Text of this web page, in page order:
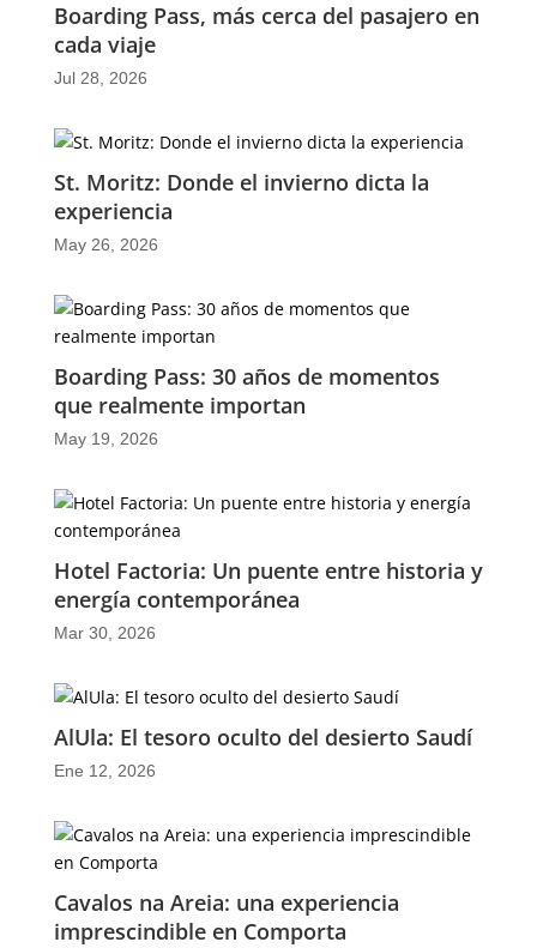
Boarding Pass, más cerca del pasajero en
cada viaje
Jul 28, 2026
St. Moritz: Donde el invierno dicta la
experiencia
May 26, 2026
Boarding Pass: 30 años de momentos
que realmente importan
May 19, 2026
Hotel Factoria: Un puente entre historia y
energía contemporánea
Mar 30, 2026
AlUla: El tesoro oculto del desierto Saudí
Ene 12, 2026
Cavalos na Areia: una experiencia
imprescindible en Comporta